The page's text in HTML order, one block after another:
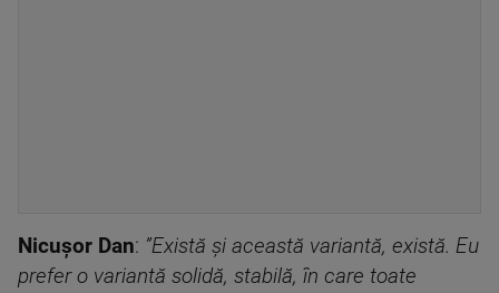
Nicușor Dan: ”Există și această variantă, există. Eu
prefer o variantă solidă, stabilă, în care toate